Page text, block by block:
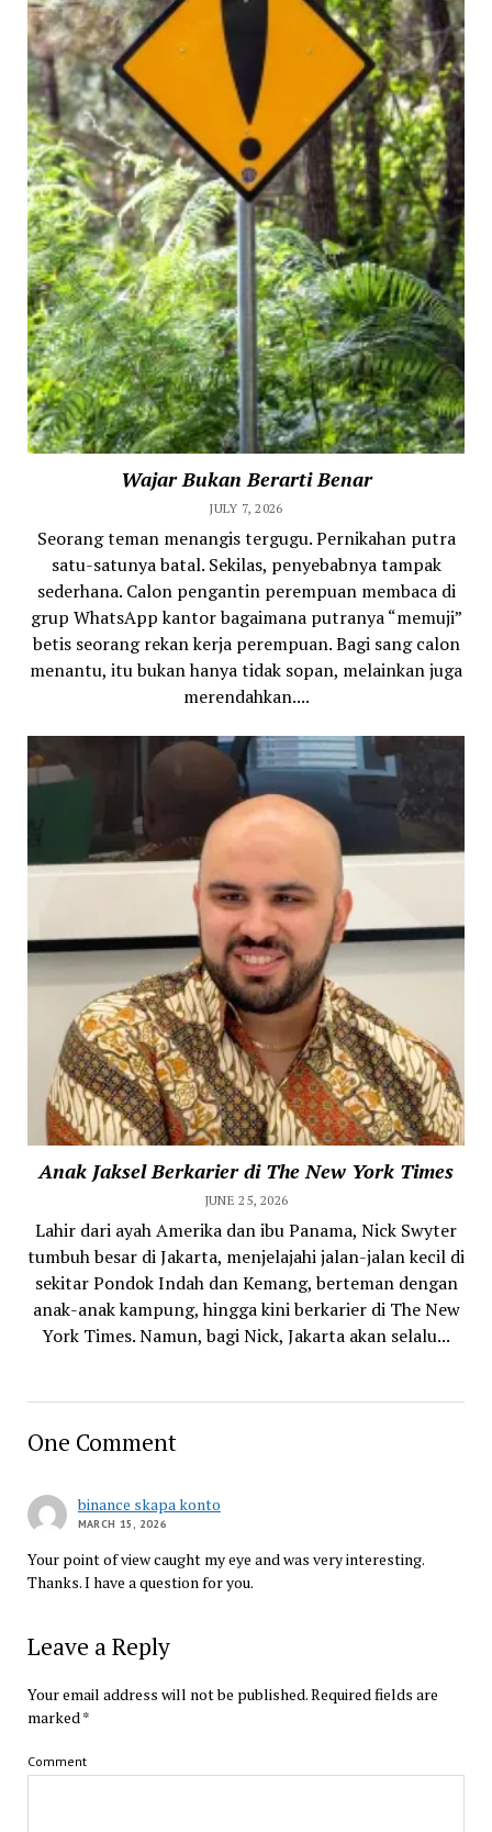
Wajar Bukan Berarti Benar
JULY 7, 2026
Seorang teman menangis tergugu. Pernikahan putra
satu-satunya batal. Sekilas, penyebabnya tampak
sederhana. Calon pengantin perempuan membaca di
grup WhatsApp kantor bagaimana putranya “memuji”
betis seorang rekan kerja perempuan. Bagi sang calon
menantu, itu bukan hanya tidak sopan, melainkan juga
merendahkan....
Anak Jaksel Berkarier di The New York Times
JUNE 25, 2026
Lahir dari ayah Amerika dan ibu Panama, Nick Swyter
tumbuh besar di Jakarta, menjelajahi jalan-jalan kecil di
sekitar Pondok Indah dan Kemang, berteman dengan
anak-anak kampung, hingga kini berkarier di The New
York Times. Namun, bagi Nick, Jakarta akan selalu...
One Comment
binance skapa konto
MARCH 15, 2026
Your point of view caught my eye and was very interesting.
Thanks. I have a question for you.
Leave a Reply
Your email address will not be published.Required fields are
marked *
Comment